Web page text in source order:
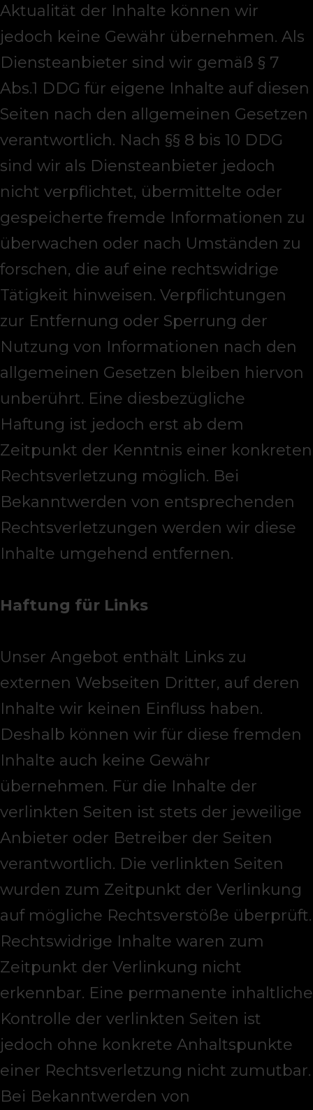
Aktualität der Inhalte können wir
jedoch keine Gewähr übernehmen. Als
Diensteanbieter sind wir gemäß § 7
Abs.1 DDG für eigene Inhalte auf diesen
Seiten nach den allgemeinen Gesetzen
verantwortlich. Nach §§ 8 bis 10 DDG
sind wir als Diensteanbieter jedoch
nicht verpflichtet, übermittelte oder
gespeicherte fremde Informationen zu
überwachen oder nach Umständen zu
forschen, die auf eine rechtswidrige
Tätigkeit hinweisen. Verpflichtungen
zur Entfernung oder Sperrung der
Nutzung von Informationen nach den
allgemeinen Gesetzen bleiben hiervon
unberührt. Eine diesbezügliche
Haftung ist jedoch erst ab dem
Zeitpunkt der Kenntnis einer konkreten
Rechtsverletzung möglich. Bei
Bekanntwerden von entsprechenden
Rechtsverletzungen werden wir diese
Inhalte umgehend entfernen.
Haftung für Links
Unser Angebot enthält Links zu
externen Webseiten Dritter, auf deren
Inhalte wir keinen Einfluss haben.
Deshalb können wir für diese fremden
Inhalte auch keine Gewähr
übernehmen. Für die Inhalte der
verlinkten Seiten ist stets der jeweilige
Anbieter oder Betreiber der Seiten
verantwortlich. Die verlinkten Seiten
wurden zum Zeitpunkt der Verlinkung
auf mögliche Rechtsverstöße überprüft.
Rechtswidrige Inhalte waren zum
Zeitpunkt der Verlinkung nicht
erkennbar. Eine permanente inhaltliche
Kontrolle der verlinkten Seiten ist
jedoch ohne konkrete Anhaltspunkte
einer Rechtsverletzung nicht zumutbar.
Bei Bekanntwerden von